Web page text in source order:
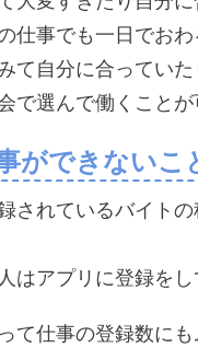
仕事でも一日でおわ
て自分に合ってい
で選んで働くことが
ができないこ
されているバイト
はアプリに登録を
て仕事の登録数に